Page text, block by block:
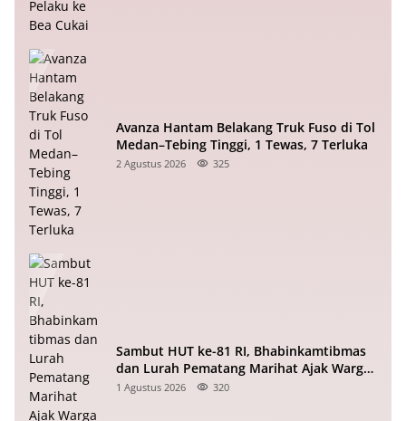
Avanza Hantam Belakang Truk Fuso di Tol
Medan–Tebing Tinggi, 1 Tewas, 7 Terluka
2 Agustus 2026 325
Sambut HUT ke-81 RI, Bhabinkamtibmas
dan Lurah Pematang Marihat Ajak Warga
Kibarkan Merah Putih
1 Agustus 2026 320